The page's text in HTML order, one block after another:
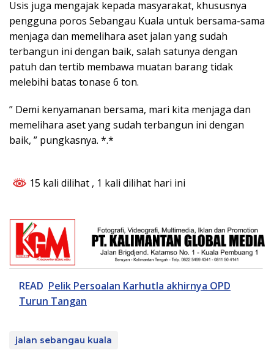
Usis juga mengajak kepada masyarakat, khususnya
pengguna poros Sebangau Kuala untuk bersama-sama
menjaga dan memelihara aset jalan yang sudah
terbangun ini dengan baik, salah satunya dengan
patuh dan tertib membawa muatan barang tidak
melebihi batas tonase 6 ton.
” Demi kenyamanan bersama, mari kita menjaga dan
memelihara aset yang sudah terbangun ini dengan
baik, ” pungkasnya. *.*
15 kali dilihat , 1 kali dilihat hari ini
READ Pelik Persoalan Karhutla akhirnya OPD
Turun Tangan
jalan sebangau kuala